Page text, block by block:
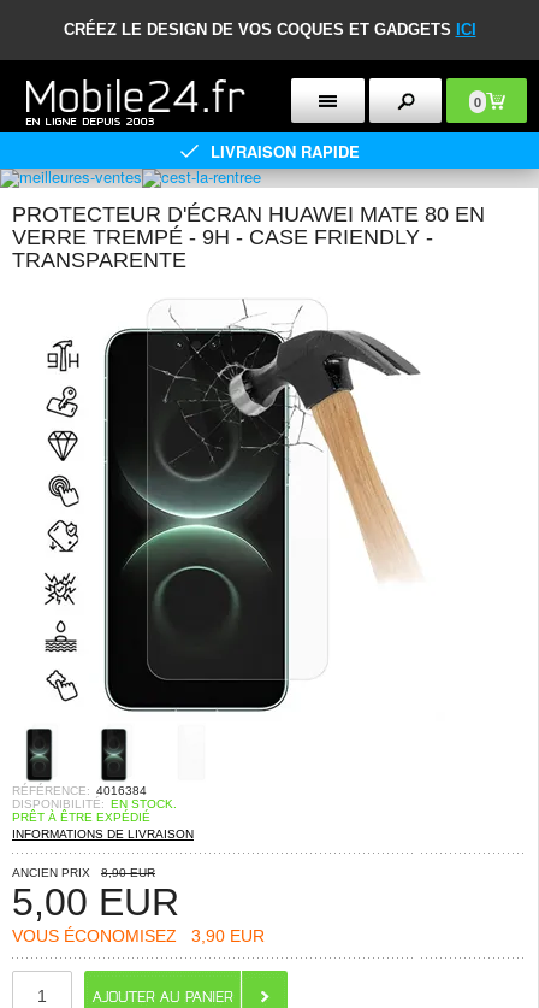
CRÉEZ LE DESIGN DE VOS COQUES ET GADGETS ICI
0
LIVRAISON RAPIDE
PROTECTEUR D'ÉCRAN HUAWEI MATE 80 EN
VERRE TREMPÉ - 9H - CASE FRIENDLY -
TRANSPARENTE
RÉFÉRENCE: 4016384
DISPONIBILITÉ: EN STOCK.
PRÊT À ÊTRE EXPÉDIÉ
INFORMATIONS DE LIVRAISON
ANCIEN PRIX 8,90 EUR
5,00 EUR
VOUS ÉCONOMISEZ 3,90 EUR